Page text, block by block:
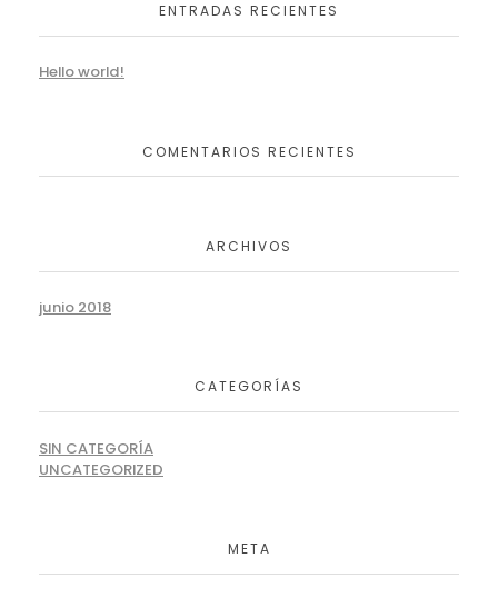
ENTRADAS RECIENTES
Hello world!
COMENTARIOS RECIENTES
ARCHIVOS
junio 2018
CATEGORÍAS
SIN CATEGORÍA
UNCATEGORIZED
META